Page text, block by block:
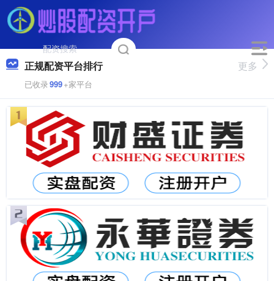
正规配资平台排行
已收录999+家平台
更多